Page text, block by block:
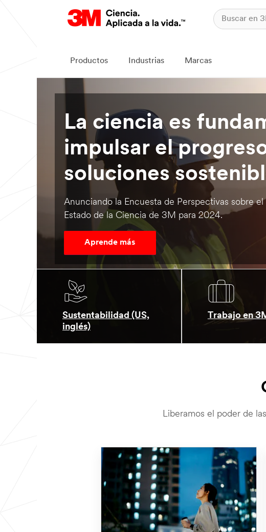
Productos Industrias Marcas
La ciencia es
impulsar el
soluciones
Anunciando la Encuesta de Perspectivas sobre el
Estado de la Ciencia de 3M para 2024.
Aprende más
Sustentabilidad (US,
inglés)
Trabajo en
Liberamos el poder de